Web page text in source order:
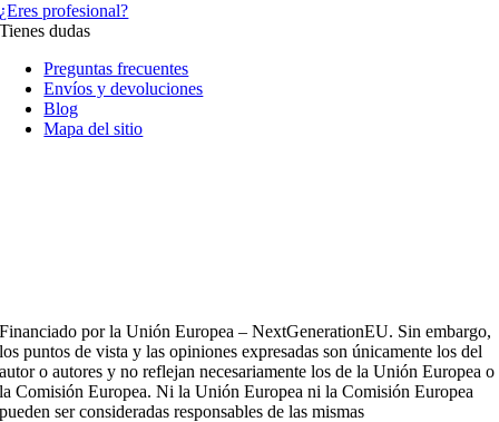
¿Eres profesional?
Tienes dudas
Preguntas frecuentes
Envíos y devoluciones
Blog
Mapa del sitio
Financiado por la Unión Europea – NextGenerationEU. Sin embargo,
los puntos de vista y las opiniones expresadas son únicamente los del
autor o autores y no reflejan necesariamente los de la Unión Europea o
la Comisión Europea. Ni la Unión Europea ni la Comisión Europea
pueden ser consideradas responsables de las mismas